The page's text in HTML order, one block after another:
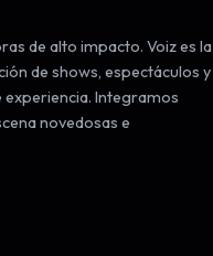
de alto impacto. Voiz es la
de shows, espectáculos y
experiencia. Integramos
novedosas e